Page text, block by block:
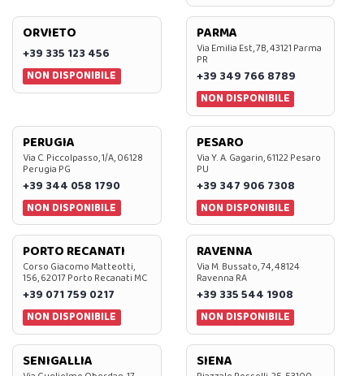
ORVIETO
+39 335 123 456
NON DISPONIBILE
PARMA
Via Emilia Est, 7B, 43121 Parma
PR
+39 349 766 8789
NON DISPONIBILE
PERUGIA
Via C. Piccolpasso, 1/A, 06128
Perugia PG
+39 344 058 1790
NON DISPONIBILE
PESARO
Via Y. A. Gagarin, 61122 Pesaro
PU
+39 347 906 7308
NON DISPONIBILE
PORTO RECANATI
Corso Giacomo Matteotti,
156, 62017 Porto Recanati MC
+39 071 759 0217
NON DISPONIBILE
RAVENNA
Via M. Bussato, 74, 48124
Ravenna RA
+39 335 544 1908
NON DISPONIBILE
SENIGALLIA SIENA